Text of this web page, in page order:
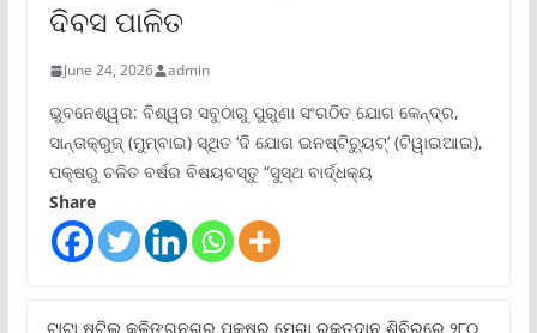
ଦିବସ ପାଳିତ
June 24, 2026 admin
ଭୁବନେଶ୍ୱର: ବିଶ୍ୱର ସବୁଠାରୁ ପୁରୁଣା ସଂଗଠିତ ଯୋଗ କେନ୍ଦ୍ର,
ସାନ୍ତାକ୍ରୁଜ୍ (ମୁମ୍ବାଇ) ସ୍ଥିତ ‘ଦି ଯୋଗ ଇନଷ୍ଟିଚ୍ୟୁଟ୍‌’ (ଟିୱାଇଆଇ),
ପକ୍ଷରୁ ଚଳିତ ବର୍ଷର ବିଷୟବସ୍ତୁ “ସୁସ୍ଥ ବାର୍ଦ୍ଧକ୍ୟ
Share
ଟାଟା ଷ୍ଟିଲ୍‌ କଳିଙ୍ଗନଗର ପକ୍ଷରୁ ମେଗା ରକ୍ତଦାନ ଶିବିରରେ ୨୮୦